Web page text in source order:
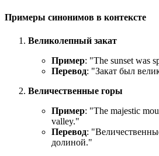
Примеры синонимов в контексте
Великолепный закат
Пример: "The sunset was
Перевод: "Закат был
Величественные горы
Пример: "The majestic
valley."
Перевод:
долиной."